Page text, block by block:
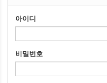
아이디
비밀번호